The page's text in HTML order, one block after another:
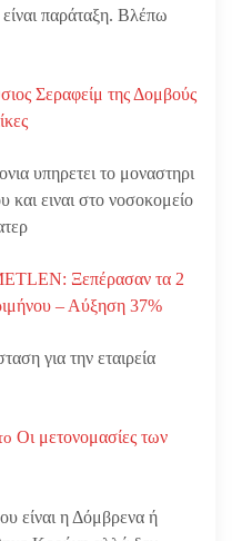
παράταξη. Βλέπω
Σεραφείμ της Δομβούς
υπηρετει το μοναστηρι
και ειναι στο νοσοκομείο
Ξεπέρασαν τα 2
– Αύξηση 37%
για την εταιρεία
Οι μετονομασίες των
είναι η Δόμβρενα ή